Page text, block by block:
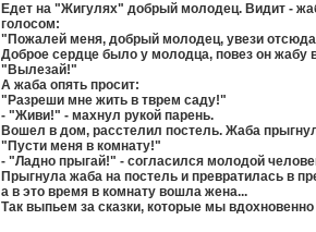
Едет на "Жигулях" добрый молодец. Видит -
голосом:
"Пожалей меня, добрый молодец, увези
Доброе сердце было у молодца, повез он жабу
"Вылезай!"
А жаба опять просит:
"Разреши мне жить в тврем саду!"
- "Живи!" - махнул рукой парень.
Вошел в дом, расстелил постель. Жаба
"Пусти меня в комнату!"
- "Ладно прыгай!" - согласился молодой
Прыгнула жаба на постель и превратилась в
а в это время в комнату вошла жена...
Так выпьем за сказки, которые мы